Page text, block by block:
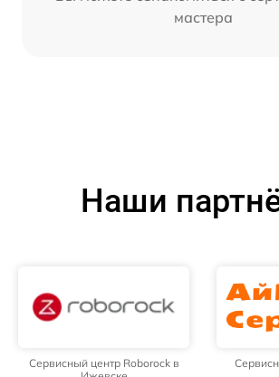
мастера
Наши
Сервисный центр Roborock в